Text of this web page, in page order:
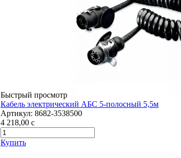
Быстрый просмотр
Кабель электрический АБС 5-полосный 5,5м
Артикул: 8682-3538500
4 218,00 c
Купить